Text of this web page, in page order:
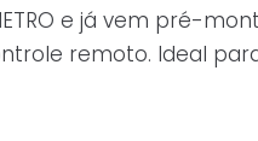
e já vem pré-
remoto. Ideal